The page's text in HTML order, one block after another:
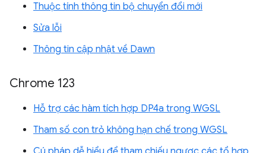
Thuộc tính thông tin bộ chuyển đổi mới
Sửa lỗi
Thông tin cập nhật về Dawn
Chrome 123
Hỗ trợ các hàm tích hợp DP4a trong WGSL
Tham số con trỏ không hạn chế trong WGSL